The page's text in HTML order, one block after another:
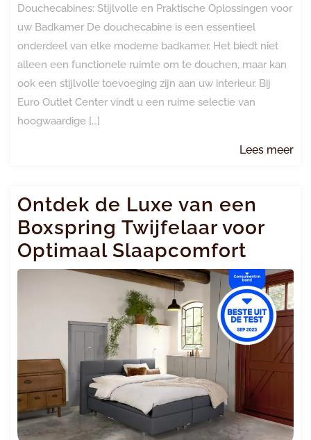
Douchecabines: Stijlvolle en Praktische Oplossingen voor
uw Badkamer De douchecabine is een essentieel
onderdeel van elke moderne badkamer. Het biedt niet
alleen een functionele ruimte om te douchen, maar kan
ook een stijlvolle toevoeging zijn aan uw interieur. Bij
Euro Outlet Center vindt u een ruime selectie van
hoogwaardige […]
Lees meer
Ontdek de Luxe van een
Boxspring Twijfelaar voor
Optimaal Slaapcomfort